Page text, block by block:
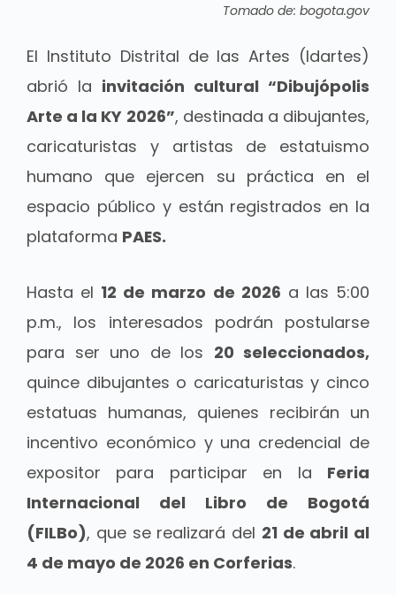
Tomado de: bogota.gov
El Instituto Distrital de las Artes (Idartes)
abrió la invitación cultural “Dibujópolis
Arte a la KY 2026”, destinada a dibujantes,
caricaturistas y artistas de estatuismo
humano que ejercen su práctica en el
espacio público y están registrados en la
plataforma PAES.
Hasta el 12 de marzo de 2026 a las 5:00
p.m., los interesados podrán postularse
para ser uno de los 20 seleccionados,
quince dibujantes o caricaturistas y cinco
estatuas humanas, quienes recibirán un
incentivo económico y una credencial de
expositor para participar en la Feria
Internacional del Libro de Bogotá
(FILBo), que se realizará del 21 de abril al
4 de mayo de 2026 en Corferias.